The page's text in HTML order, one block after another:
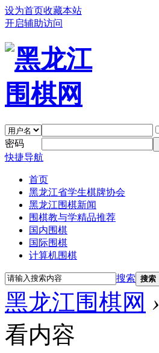
设为首页收藏本站
开启辅助访问
密码
快捷导航
首页
黑龙江省学生棋牌协会
黑龙江围棋新闻
围棋教与学精品推荐
国内围棋
国际围棋
计算机围棋
搜索 搜索
黑龙江围棋网 ›
看内容